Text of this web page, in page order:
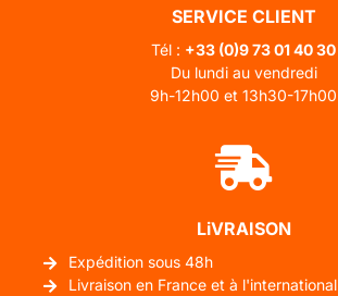
SERVICE CLIENT
Tél : +33 (0)9 73 01 40 30
Du lundi au vendredi
9h-12h00 et 13h30-17h00
LiVRAISON
Expédition sous 48h
Livraison en France et à l'international